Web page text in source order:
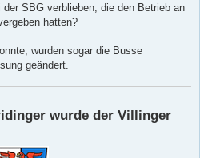
SBG verblieben, die den Betrieb an
hatten?
wurden sogar die Busse
geändert.
wurde der Villinger